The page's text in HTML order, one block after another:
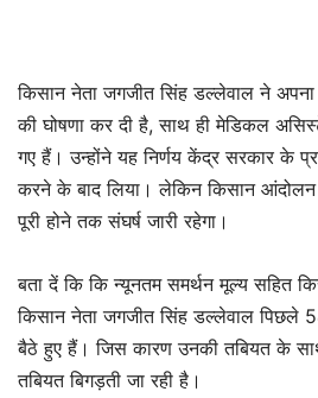
किसान नेता जगजीत सिंह डल्लेवाल ने
की घोषणा कर दी है, साथ ही मेडिकल
गए हैं। उन्होंने यह निर्णय केंद्र सरकार के
करने के बाद लिया। लेकिन किसान आंदोलन
पूरी होने तक संघर्ष जारी रहेगा।
बता दें कि कि न्यूनतम समर्थन मूल्य सहित
किसान नेता जगजीत सिंह डल्लेवाल पिछले
बैठे हुए हैं। जिस कारण उनकी तबियत के
तबियत बिगड़ती जा रही है।